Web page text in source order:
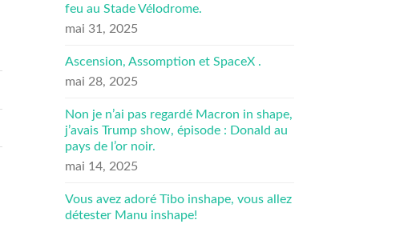
feu au Stade Vélodrome.
mai 31, 2025
Ascension, Assomption et SpaceX .
mai 28, 2025
Non je n’ai pas regardé Macron in shape,
j’avais Trump show, épisode : Donald au
pays de l’or noir.
mai 14, 2025
Vous avez adoré Tibo inshape, vous allez
détester Manu inshape!